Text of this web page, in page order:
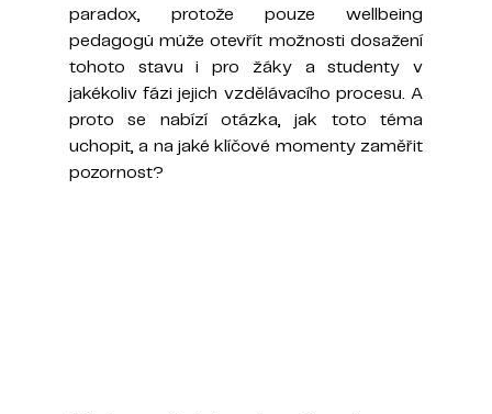
paradox, protože pouze wellbeing
pedagogů může otevřít možnosti dosažení
tohoto stavu i pro žáky a studenty v
jakékoliv fázi jejich vzdělávacího procesu. A
proto se nabízí otázka, jak toto téma
uchopit, a na jaké klíčové momenty zaměřit
pozornost?